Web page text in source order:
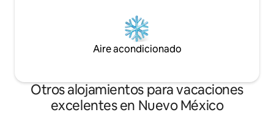
Aire acondicionado
Otros alojamientos para vacaciones
excelentes en Nuevo México